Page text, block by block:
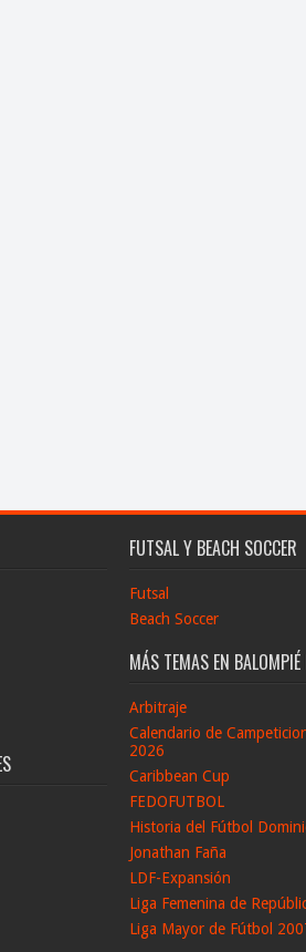
FUTSAL Y BEACH SOCCER
Futsal
Beach Soccer
MÁS TEMAS EN
Arbitraje
Calendario de
2026
Caribbean Cup
FEDOFUTBOL
Historia del Fútbol
Jonathan Faña
LDF-Expansión
Liga Femenina de
Liga Mayor de Fútbol